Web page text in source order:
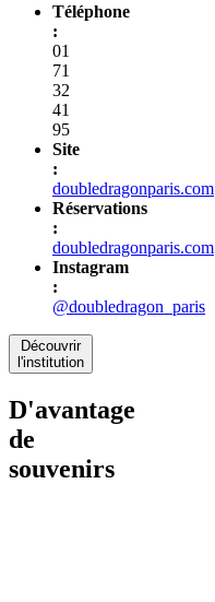
Téléphone
:
01
71
32
41
95
Site
:
doubledragonparis.com
Réservations
:
doubledragonparis.com
Instagram
:
@doubledragon_paris
Découvrir
l'institution
D'avantage
de
souvenirs